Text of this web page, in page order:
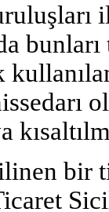
bunları
bir